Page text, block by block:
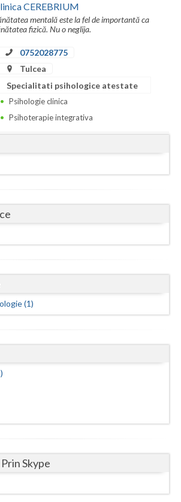
CEREBRIUM
mentală este la fel de importantă ca
fizică. Nu o neglija.
0752028775
Tulcea
Specialitati psihologice atestate
Psihologie clinica
Psihoterapie integrativa
(1)
Skype